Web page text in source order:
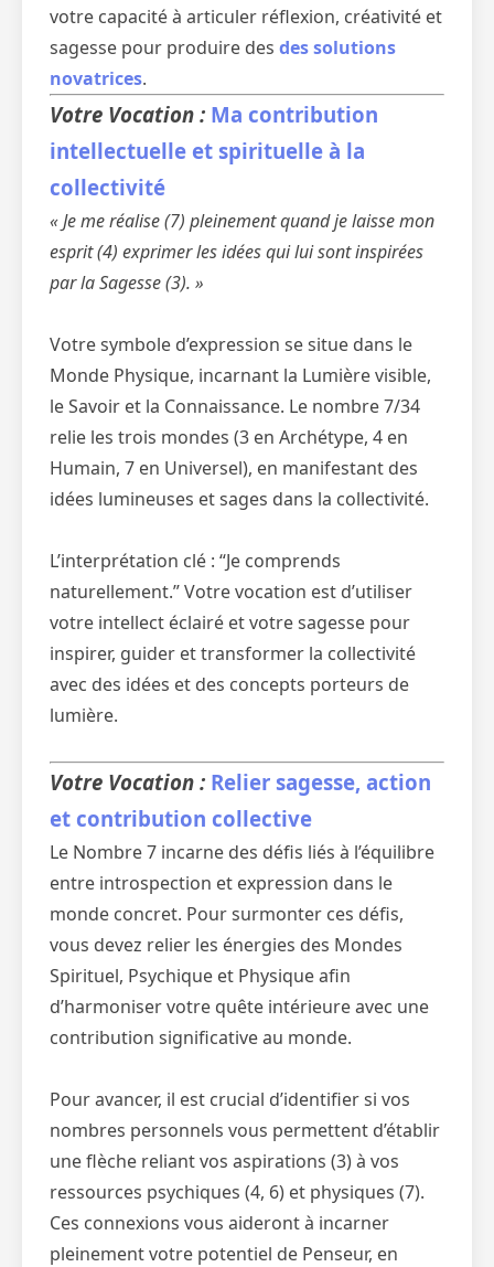
votre capacité à articuler réflexion, créativité et
sagesse pour produire des des solutions
novatrices.
Votre Vocation : Ma contribution
intellectuelle et spirituelle à la
collectivité
« Je me réalise (7) pleinement quand je laisse mon
esprit (4) exprimer les idées qui lui sont inspirées
par la Sagesse (3). »
Votre symbole d’expression se situe dans le
Monde Physique, incarnant la Lumière visible,
le Savoir et la Connaissance. Le nombre 7/34
relie les trois mondes (3 en Archétype, 4 en
Humain, 7 en Universel), en manifestant des
idées lumineuses et sages dans la collectivité.
L’interprétation clé : “Je comprends
naturellement.” Votre vocation est d’utiliser
votre intellect éclairé et votre sagesse pour
inspirer, guider et transformer la collectivité
avec des idées et des concepts porteurs de
lumière.
Votre Vocation : Relier sagesse, action
et contribution collective
Le Nombre 7 incarne des défis liés à l’équilibre
entre introspection et expression dans le
monde concret. Pour surmonter ces défis,
vous devez relier les énergies des Mondes
Spirituel, Psychique et Physique afin
d’harmoniser votre quête intérieure avec une
contribution significative au monde.
Pour avancer, il est crucial d’identifier si vos
nombres personnels vous permettent d’établir
une flèche reliant vos aspirations (3) à vos
ressources psychiques (4, 6) et physiques (7).
Ces connexions vous aideront à incarner
pleinement votre potentiel de Penseur, en